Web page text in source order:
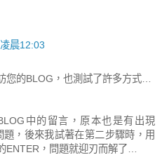
晨12:03
您的BLOG，也測試了許多方式…
中的留言，原本也是有出現
，後來我試著在第二步驟時，用
ENTER，問題就迎刃而解了…